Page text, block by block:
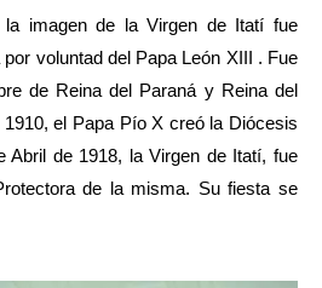
imagen de la Virgen de Itatí fue
voluntad del Papa León XIII . Fue
de Reina del Paraná y Reina del
el Papa Pío X creó la Diócesis
Abril de 1918, la Virgen de Itatí, fue
de la misma. Su fiesta se